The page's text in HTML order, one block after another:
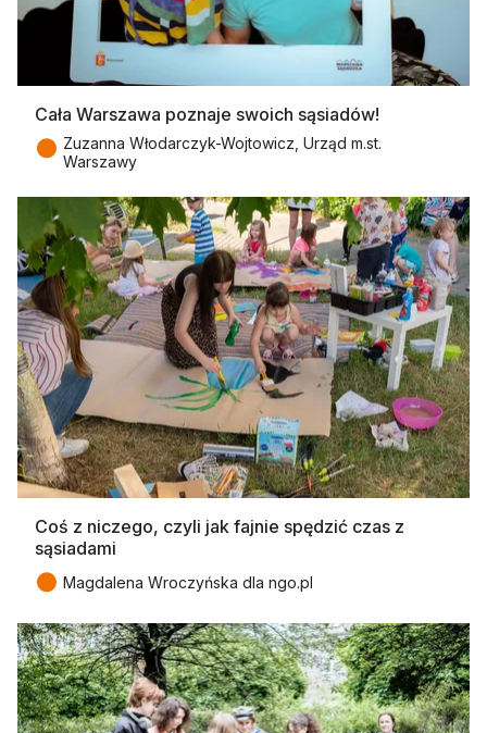
Cała Warszawa poznaje swoich sąsiadów!
● Zuzanna Włodarczyk-Wojtowicz, Urząd m.st.
Warszawy
Coś z niczego, czyli jak fajnie spędzić czas z
sąsiadami
● Magdalena Wroczyńska dla ngo.pl